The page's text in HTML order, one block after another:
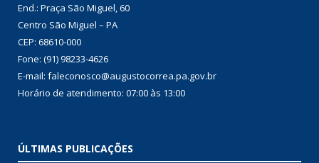
End.: Praça São Miguel, 60
Centro São Miguel – PA
CEP: 68610-000
Fone: (91) 98233-4626
E-mail: faleconosco@augustocorrea.pa.gov.br
Horário de atendimento: 07:00 às 13:00
ÚLTIMAS PUBLICAÇÕES